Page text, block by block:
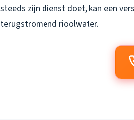
steeds zijn dienst doet, kan een
terugstromend rioolwater.